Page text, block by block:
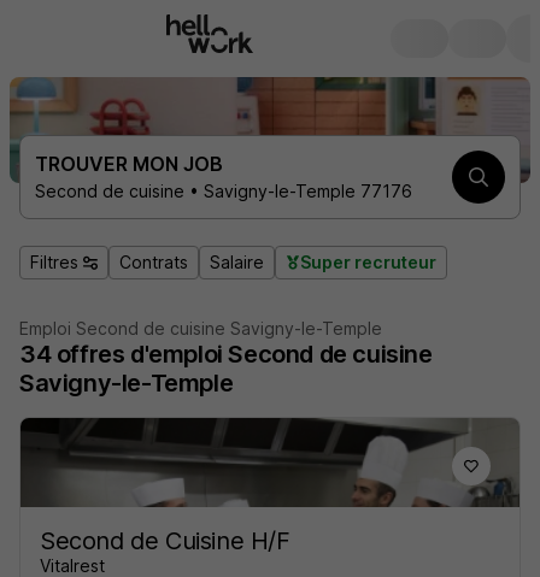
TROUVER MON JOB
Second de cuisine • Savigny-le-Temple 77176
Filtres Contrats Salaire Super recruteur
Emploi Second de cuisine Savigny-le-Temple
34 offres d'emploi Second de cuisine
Savigny-le-Temple
Second de Cuisine H/F
Vitalrest